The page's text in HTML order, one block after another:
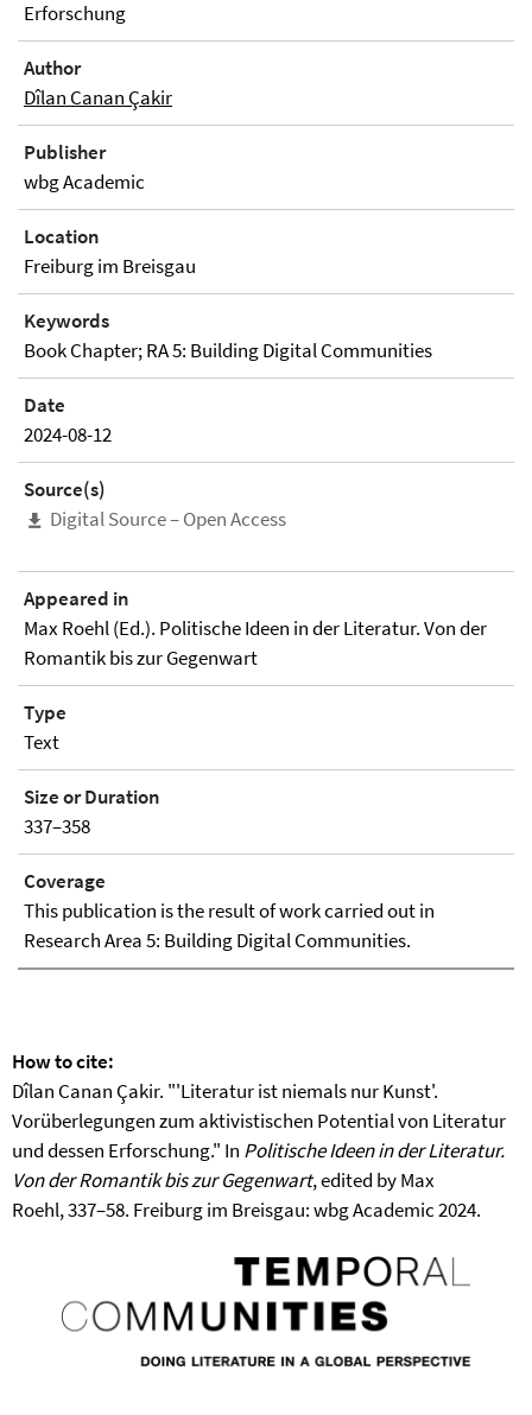
Erforschung
Author
Dîlan Canan Çakir
Publisher
wbg Academic
Location
Freiburg im Breisgau
Keywords
Book Chapter; RA 5: Building Digital Communities
Date
2024-08-12
Source(s)
Digital Source – Open Access
Appeared in
Max Roehl (Ed.). Politische Ideen in der Literatur. Von der
Romantik bis zur Gegenwart
Type
Text
Size or Duration
337–358
Coverage
This publication is the result of work carried out in
Research Area 5: Building Digital Communities.
How to cite:
Dîlan Canan Çakir. "'Literatur ist niemals nur Kunst'.
Vorüberlegungen zum aktivistischen Potential von Literatur
und dessen Erforschung." In Politische Ideen in der Literatur.
Von der Romantik bis zur Gegenwart, edited by Max
Roehl, 337–58. Freiburg im Breisgau: wbg Academic 2024.